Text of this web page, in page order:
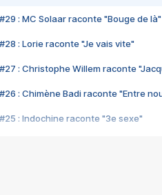
#29 : MC Solaar raconte "Bouge de là"
#28 : Lorie raconte "Je vais vite"
#27 : Christophe Willem raconte
#26 : Chimène Badi raconte "Entre
#25 : Indochine raconte "3e sexe"